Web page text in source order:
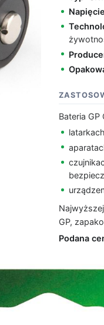
Napięcie
Bateria
GP,
Podana